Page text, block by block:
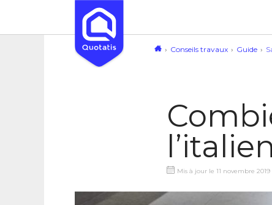
Conseils travaux Guide
Mis à jour le 11 novembre 2019